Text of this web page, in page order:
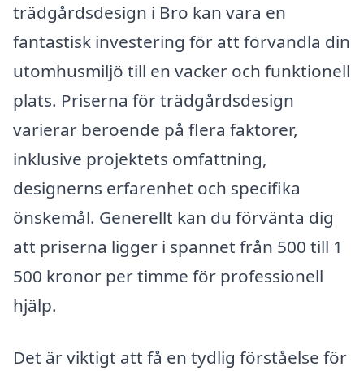
trädgårdsdesign i Bro kan vara en
fantastisk investering för att förvandla din
utomhusmiljö till en vacker och funktionell
plats. Priserna för trädgårdsdesign
varierar beroende på flera faktorer,
inklusive projektets omfattning,
designerns erfarenhet och specifika
önskemål. Generellt kan du förvänta dig
att priserna ligger i spannet från 500 till 1
500 kronor per timme för professionell
hjälp.
Det är viktigt att få en tydlig förståelse för